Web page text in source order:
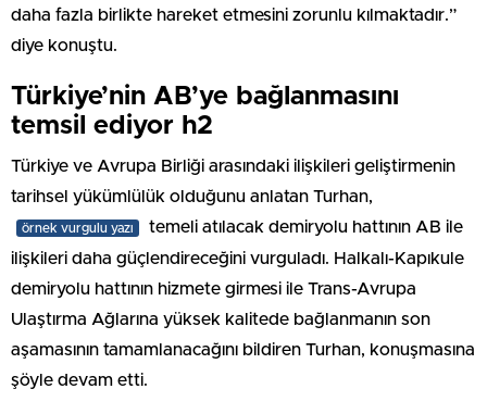
daha fazla birlikte hareket etmesini zorunlu kılmaktadır.”
diye konuştu.
Türkiye’nin AB’ye bağlanmasını
temsil ediyor h2
Türkiye ve Avrupa Birliği arasındaki ilişkileri geliştirmenin
tarihsel yükümlülük olduğunu anlatan Turhan,
örnek vurgulu yazı
temeli atılacak demiryolu hattının AB ile
ilişkileri daha güçlendireceğini vurguladı. Halkalı-Kapıkule
demiryolu hattının hizmete girmesi ile Trans-Avrupa
Ulaştırma Ağlarına yüksek kalitede bağlanmanın son
aşamasının tamamlanacağını bildiren Turhan, konuşmasına
şöyle devam etti.